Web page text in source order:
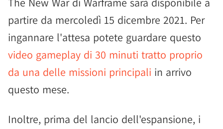
partire da mercoledì 15 dicembre 2021. Per
ingannare l'attesa potete guardare questo
video gameplay di 30 minuti tratto proprio
da una delle missioni principali in arrivo
questo mese.
Inoltre, prima del lancio dell'espansione, i